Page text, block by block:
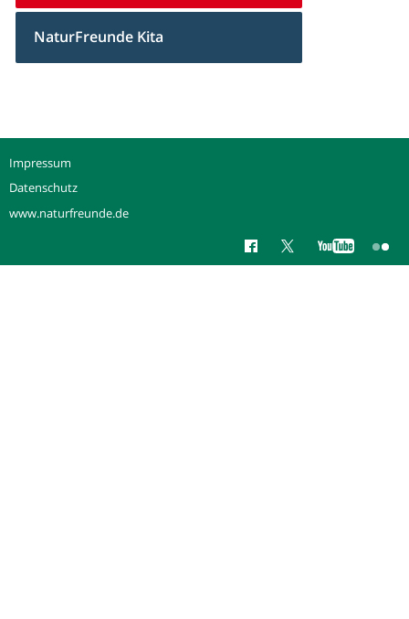
NaturFreunde Kita
Impressum
Datenschutz
www.naturfreunde.de